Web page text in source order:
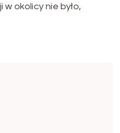
w okolicy nie było,